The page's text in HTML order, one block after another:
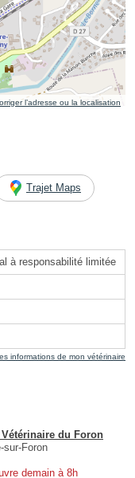
l’adresse ou la localisation
Trajet Maps
à responsabilité limitée
informations de mon vétérinaire
du Foron
sur-Foron
demain à 8h